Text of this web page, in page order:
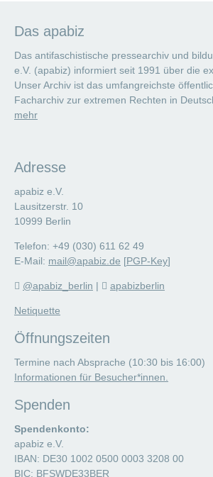
Das apabiz
Das antifaschistische pressearchiv und
e.V. (apabiz) informiert seit 1991 über die
Unser Archiv ist das umfangreichste
Facharchiv zur extremen Rechten in
mehr
Adresse
apabiz e.V.
Lausitzerstr. 10
10999 Berlin
Telefon: +49 (030) 611 62 49
E-Mail: mail@apabiz.de [PGP-Key]
@apabiz_berlin | apabizberlin
Netiquette
Öffnungszeiten
Termine nach Absprache (10:30 bis 16:00)
Informationen für Besucher*innen.
Spenden
Spendenkonto:
apabiz e.V.
IBAN: DE30 1002 0500 0003 3208 00
BIC: BFSWDE33BER